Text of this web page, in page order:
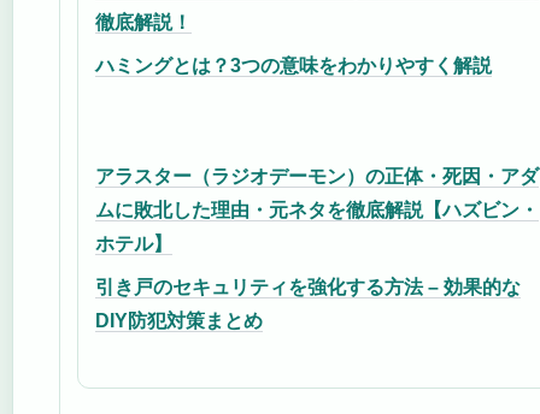
徹底解説！
ハミングとは？3つの意味をわかりやすく解説
アラスター（ラジオデーモン）の正体・死因・アダ
ムに敗北した理由・元ネタを徹底解説【ハズビン・
ホテル】
引き戸のセキュリティを強化する方法 – 効果的な
DIY防犯対策まとめ